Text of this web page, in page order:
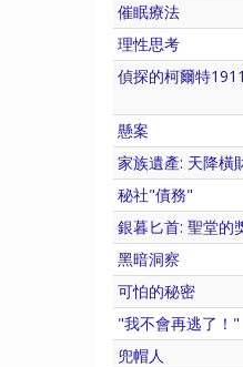
催眠療法
理性思考
偵探的柯爾特
懸案
家族遺產: 天降橫
秘社"債務"
銀暮匕首: 聖堂的
黑暗洞察
可怕的秘密
"我不會再逃了！"
兜帽人